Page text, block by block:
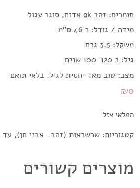
חומרים: זהב 9k אדום, סוגר עגול
מידה / גודל: כ 46 ס"מ
משקל: 3.5 גרם
גיל: כ 100-120 שנים
מצב: טוב מאד יחסית לגיל. בלאי תואם
₪0
המלאי אזל
קטגוריות: שרשראות (זהב- אבני חן), עד 1500 ש"ח
מוצרים קשורים